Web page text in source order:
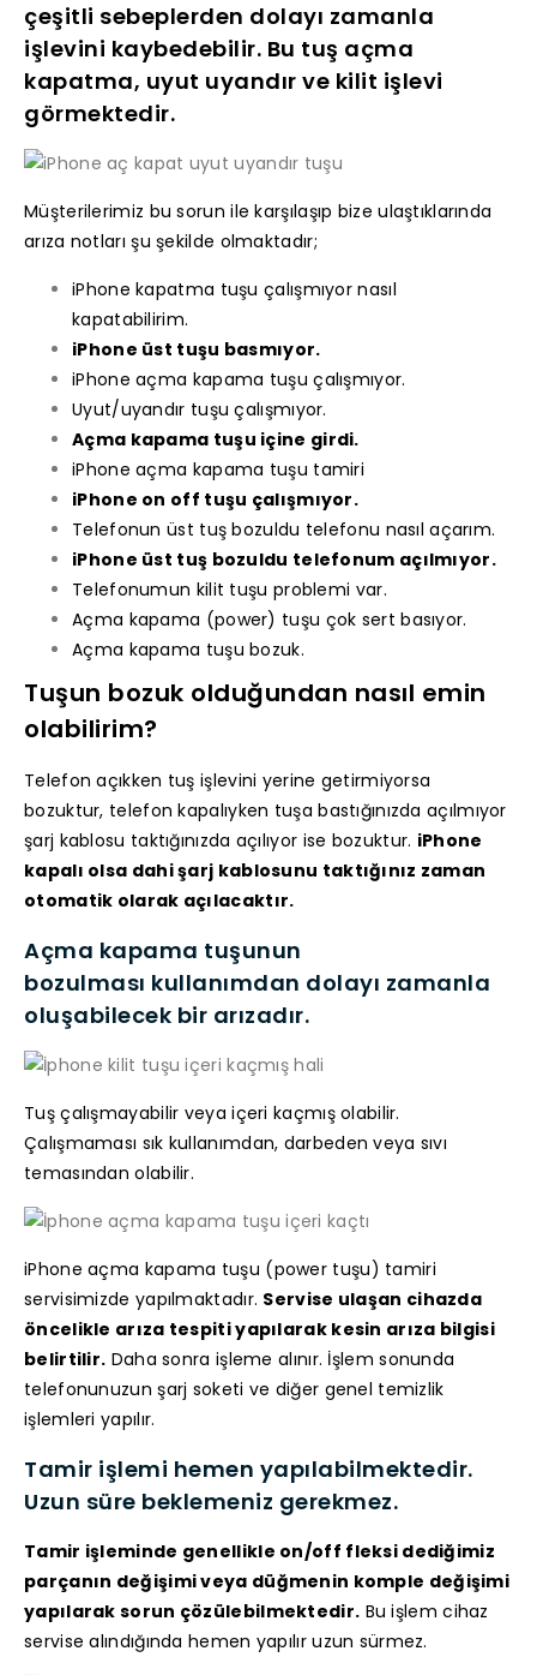
çeşitli sebeplerden dolayı zamanla
işlevini kaybedebilir. Bu tuş açma
kapatma, uyut uyandır ve kilit işlevi
görmektedir.
Müşterilerimiz bu sorun ile karşılaşıp bize ulaştıklarında
arıza notları şu şekilde olmaktadır;
iPhone kapatma tuşu çalışmıyor nasıl
kapatabilirim.
iPhone üst tuşu basmıyor.
iPhone açma kapama tuşu çalışmıyor.
Uyut/uyandır tuşu çalışmıyor.
Açma kapama tuşu içine girdi.
iPhone açma kapama tuşu tamiri
iPhone on off tuşu çalışmıyor.
Telefonun üst tuş bozuldu telefonu nasıl açarım.
iPhone üst tuş bozuldu telefonum açılmıyor.
Telefonumun kilit tuşu problemi var.
Açma kapama (power) tuşu çok sert basıyor.
Açma kapama tuşu bozuk.
Tuşun bozuk olduğundan nasıl emin
olabilirim?
Telefon açıkken tuş işlevini yerine getirmiyorsa
bozuktur, telefon kapalıyken tuşa bastığınızda açılmıyor
şarj kablosu taktığınızda açılıyor ise bozuktur. iPhone
kapalı olsa dahi şarj kablosunu taktığınız zaman
otomatik olarak açılacaktır.
Açma kapama tuşunun
bozulması kullanımdan dolayı zamanla
oluşabilecek bir arızadır.
Tuş çalışmayabilir veya içeri kaçmış olabilir.
Çalışmaması sık kullanımdan, darbeden veya sıvı
temasından olabilir.
iPhone açma kapama tuşu (power tuşu) tamiri
servisimizde yapılmaktadır. Servise ulaşan cihazda
öncelikle arıza tespiti yapılarak kesin arıza bilgisi
belirtilir. Daha sonra işleme alınır. İşlem sonunda
telefonunuzun şarj soketi ve diğer genel temizlik
işlemleri yapılır.
Tamir işlemi hemen yapılabilmektedir.
Uzun süre beklemeniz gerekmez.
Tamir işleminde genellikle on/off fleksi dediğimiz
parçanın değişimi veya düğmenin komple değişimi
yapılarak sorun çözülebilmektedir. Bu işlem cihaz
servise alındığında hemen yapılır uzun sürmez.